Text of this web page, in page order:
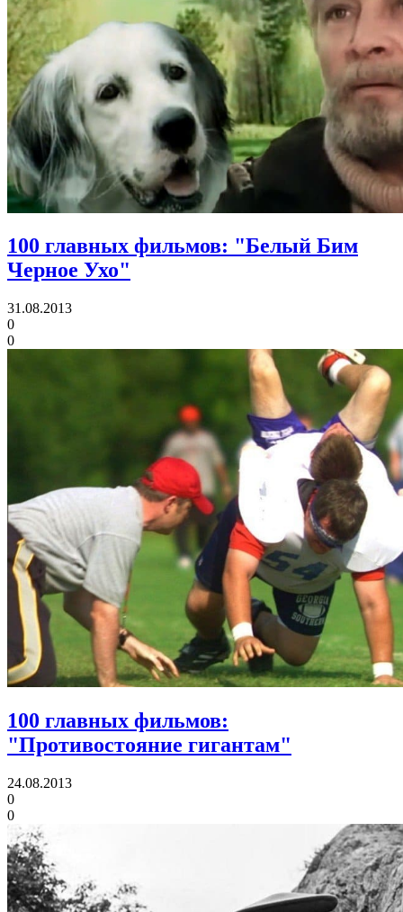
100 главных фильмов: "Белый Бим
Черное Ухо"
31.08.2013
0
0
100 главных фильмов:
"Противостояние гигантам"
24.08.2013
0
0